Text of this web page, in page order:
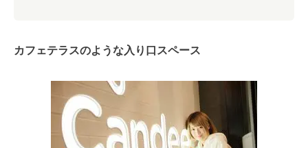
カフェテラスのような入り口スペース